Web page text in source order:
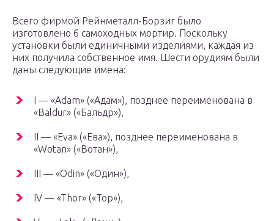
Всего фирмой Рейнметалл-Борзиг было
изготовлено 6 самоходных мортир. Поскольку
установки были единичными изделиями, каждая из
них получила собственное имя. Шести орудиям были
даны следующие имена:
I — «Adam» («Адам»), позднее переименована в
«Baldur» («Бальдр»),
II — «Eva» («Ева»), позднее переименована в
«Wotan» («Вотан»),
III — «Odin» («Один»),
IV — «Thor» («Тор»),